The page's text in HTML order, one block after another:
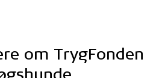
om TrygFonden